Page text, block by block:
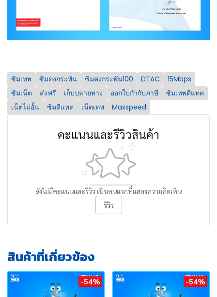
ซิมเทพ ซิมคงกระพัน ซิมคงกระพัน100 DTAC
15Mbps
ซิมเน็ต
ส่งฟรี เก็บปลายทาง ออกใบกำกับภาษี
ซิมเทพดีแทค
เน็ตไม่อั้น
ซิมดีแทค เน็ตเทพ Maxspeed
คะแนนและรีวิวสินค้า
ยังไม่มีคะแนนและรีวิว เป็นคนแรกที่แสดงความคิดเห็น
รีวิว
สินค้าที่เกี่ยวข้อง
-54% -54%